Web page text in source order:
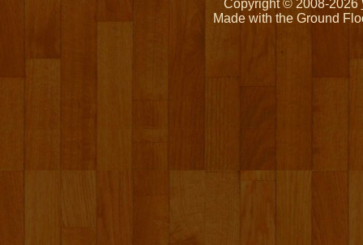
Copyright © 2008-2026
Made with the Ground